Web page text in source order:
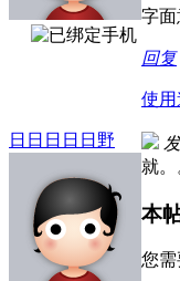
字
回复
使
日日日日日野
就
本
您需